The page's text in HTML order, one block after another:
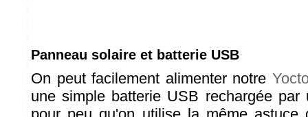
Panneau solaire et batterie USB
On peut facilement alimenter notre
une simple batterie USB rechargée par